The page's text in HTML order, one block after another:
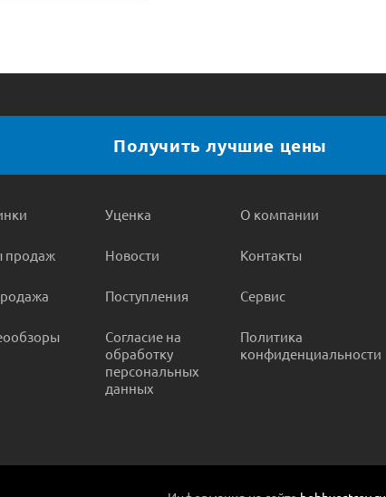
Получить лучшие цены
продаж
Уценка
Новости
Поступления
Согласие на
обработку
персональных
данных
О компании
Контакты
Сервис
Политика
конфиденциальности